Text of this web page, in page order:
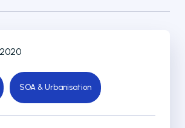
2020
SOA & Urbanisation